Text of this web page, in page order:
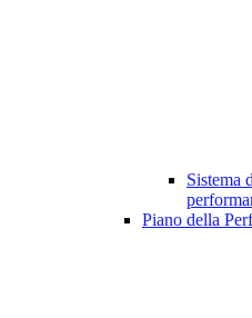
Sistema
Piano della